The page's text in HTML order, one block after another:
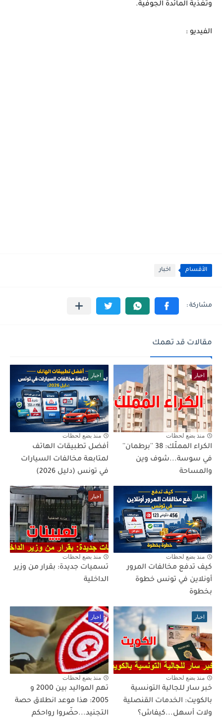
وتغذية المائدة الجوفية.
الفيديو :
الأقسام اخبار
مقالات قد تهمك
اخبار
منذ بضع لحظات
الكراء المملّك: 38 ''برطمان''
في سوسة...شوف وين
والمساحة
اخبار
منذ بضع لحظات
أفضل تطبيقات الهاتف
لمتابعة مخالفات السيارات
في تونس (دليل 2026)
اخبار
منذ بضع لحظات
كيف تدفع مخالفات المرور
أونلاين في تونس خطوة
بخطوة
اخبار
منذ بضع لحظات
تسميات جديدة: بقرار من وزير
الداخلية
اخبار
منذ بضع لحظات
خبر سار للجالية التونسية
بالكويت: الخدمات القنصلية
ولات أسهل...كيفاش؟
اخبار
منذ بضع لحظات
تهم المواليد بين 2000 و
2005: هذا موعد انطلاق حصة
التجنيد...حضّروا رواحكم